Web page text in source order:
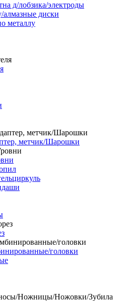
д/лобзика/электроды
алмазные диски
металлу
метчик/Шарошки
головки